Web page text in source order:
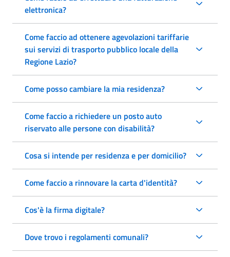
elettronica?
Come faccio ad ottenere agevolazioni tariffarie
sui servizi di trasporto pubblico locale della
Regione Lazio?
Come posso cambiare la mia residenza?
Come faccio a richiedere un posto auto
riservato alle persone con disabilità?
Cosa si intende per residenza e per domicilio?
Come faccio a rinnovare la carta d'identità?
Cos'è la firma digitale?
Dove trovo i regolamenti comunali?